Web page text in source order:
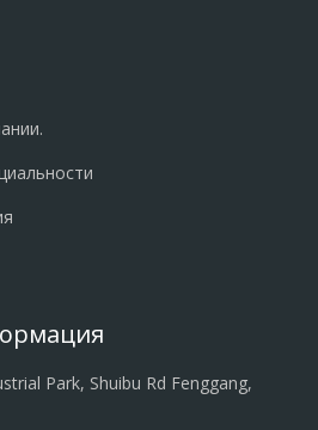
Park, Shuibu Rd Fenggang,